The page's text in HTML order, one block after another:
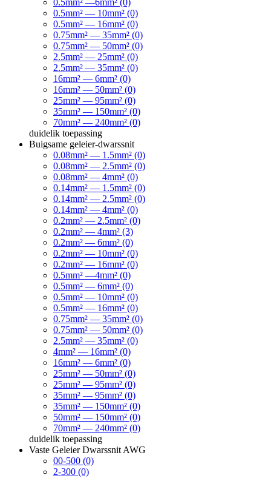
0.5mm² — 10mm² (0)
0.5mm² — 16mm² (0)
0.75mm² — 35mm² (0)
0.75mm² — 50mm² (0)
2.5mm² — 25mm² (0)
2.5mm² — 35mm² (0)
16mm² — 6mm² (0)
16mm² — 50mm² (0)
25mm² — 95mm² (0)
35mm² — 150mm² (0)
70mm² — 240mm² (0)
duidelik toepassing
Buigsame geleier-dwarssnit
0.08mm² — 1.5mm² (0)
0.08mm² — 2.5mm² (0)
0.08mm² — 4mm² (0)
0.14mm² — 1.5mm² (0)
0.14mm² — 2.5mm² (0)
0.14mm² — 4mm² (0)
0.2mm² — 2.5mm² (0)
0.2mm² — 4mm² (3)
0.2mm² — 6mm² (0)
0.2mm² — 10mm² (0)
0.2mm² — 16mm² (0)
0.5mm² —4mm² (0)
0.5mm² — 6mm² (0)
0.5mm² — 10mm² (0)
0.5mm² — 16mm² (0)
0.75mm² — 35mm² (0)
0.75mm² — 50mm² (0)
2.5mm² — 35mm² (0)
4mm² — 16mm² (0)
16mm² — 6mm² (0)
25mm² — 50mm² (0)
25mm² — 95mm² (0)
35mm² — 95mm² (0)
35mm² — 150mm² (0)
50mm² — 150mm² (0)
70mm² — 240mm² (0)
duidelik toepassing
Vaste Geleier Dwarssnit AWG
00-500 (0)
2-300 (0)